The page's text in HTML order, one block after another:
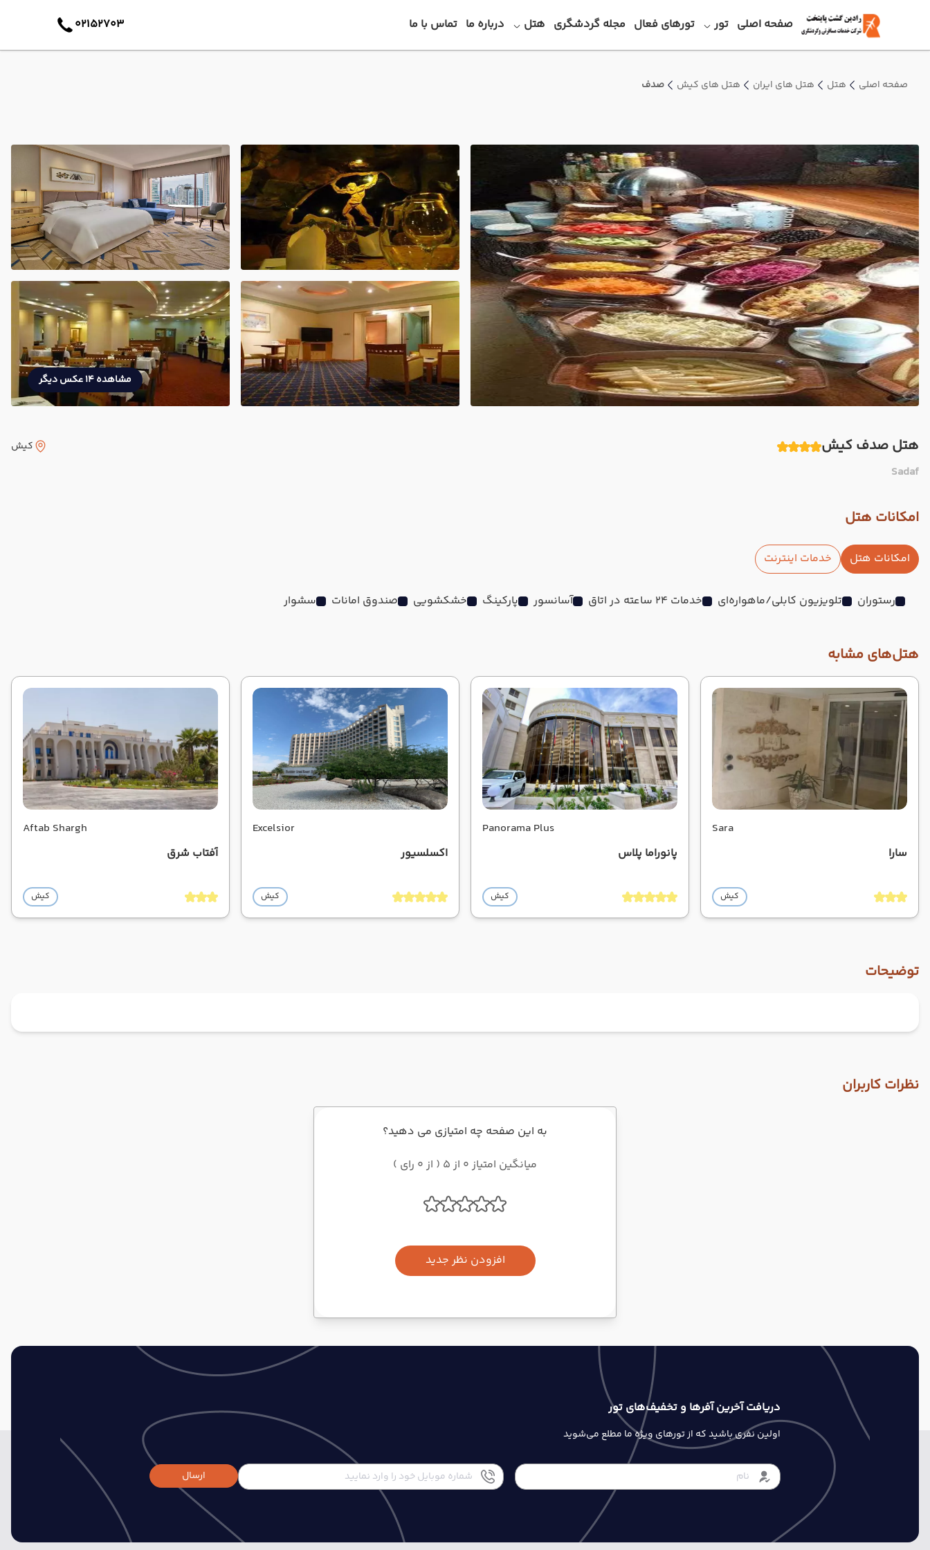
صفحه اصلی تور تورهای فعال مجله گردشگری هتل درباره ما تماس با ما 02152703
صفحه اصلی هتل هتل های ایران هتل های کیش صدف
مشاهده 14 عکس دیگر
هتل صدف کیش
Sadaf
کیش
امکانات هتل
امکانات هتل خدمات اینترنت
رستوران تلویزیون کابلی/ماهواره‌ای خدمات 24 ساعته در اتاق آسانسور پارکینگ خشکشویی صندوق امانات سشوار
هتل‌های مشابه
Sara
سارا
کیش
Panorama Plus
پانوراما پلاس
کیش
Excelsior
اکسلسیور
کیش
Aftab Shargh
آفتاب شرق
کیش
توضیحات
نظرات کاربران
به این صفحه چه امتیازی می دهید؟
میانگین امتیاز 0 از 5 ( از 0 رای )
افزودن نظر جدید
دریافت آخرین آفرها و تخفیف‌های تور
اولین نفری باشید که از تورهای ویژه ما مطلع می‌شوید
ارسال